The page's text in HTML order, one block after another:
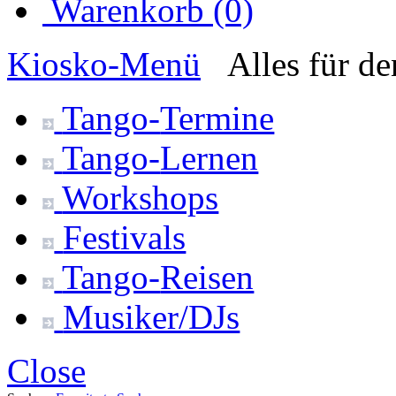
Warenkorb (0)
Kiosko-Menü
Alles für
Tango-Termine
Tango-Lernen
Workshops
Festivals
Tango-Reisen
Musiker/DJs
Close